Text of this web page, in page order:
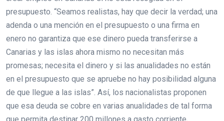
presupuesto. “Seamos realistas, hay que decir la verdad; una
adenda o una mención en el presupuesto o una firma en
enero no garantiza que ese dinero pueda transferirse a
Canarias y las islas ahora mismo no necesitan más
promesas; necesita el dinero y si las anualidades no están
en el presupuesto que se apruebe no hay posibilidad alguna
de que llegue a las islas”. Así, los nacionalistas proponen
que esa deuda se cobre en varias anualidades de tal forma